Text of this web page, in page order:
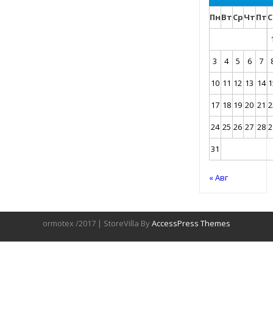
ПнВтСрЧтПт
3
4 5 6 7
10 11 12 13 14
17 18 19 20 21
24 25 26 27 28
31
« Авг
ormotex /2017 | StoreVilla ByAccessPress Themes